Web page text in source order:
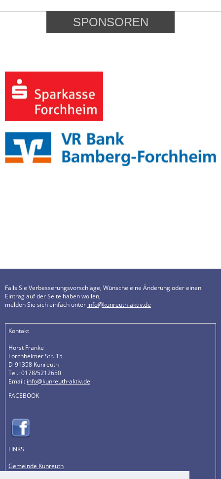
SPONSOREN
Falls Sie Verbesserungsvorschläge, Wünsche eine Änderung oder einen
Eintrag auf der Seite haben wollen,
melden Sie sich einfach unter info@kunreuth-aktiv.de
Kontakt
Horst Franke
Forchheimer Str. 15
D-91358 Kunreuth
Tel.: 0178/5212650
Email: info@kunreuth-aktiv.de
FACEBOOK
LINKS
Gemeinde Kunreuth